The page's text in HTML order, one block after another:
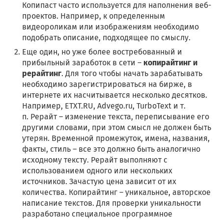
Копипаст часто используется для наполнения веб-
проектов. Например, к определенным
видеороликам или изображениям необходимо
подобрать описание, подходящее по смыслу.
Еще один, но уже более востребованный и
прибыльный заработок в сети – копирайтинг и
рерайтинг. Для того чтобы начать зарабатывать
необходимо зарегистрироваться на бирже, в
интернете их насчитывается несколько десятков.
Например, ETXT.RU, Advego.ru, TurboText и т.
п. Рерайт – изменение текста, переписывание его
другими словами, при этом смысл не должен быть
утерян. Временной промежуток, имена, названия,
факты, стиль – все это должно быть аналогично
исходному тексту. Рерайт выполняют с
использованием одного или нескольких
источников. Зачастую цена зависит от их
количества. Копирайтинг – уникальное, авторское
написание текстов. Для проверки уникальности
разработано специальное программное